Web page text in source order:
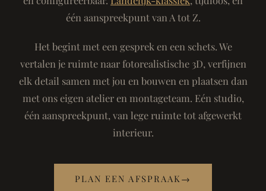
één aanspreekpunt van A tot Z.
Het begint met een gesprek en een schets. We
vertalen je ruimte naar fotorealistische 3D, verfijnen
elk detail samen met jou en bouwen en plaatsen dan
met ons eigen atelier en montageteam. Eén studio,
één aanspreekpunt, van lege ruimte tot afgewerkt
interieur.
PLAN EEN AFSPRAAK →